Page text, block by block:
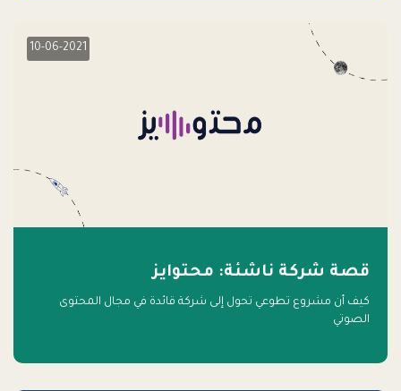
10-06-2021
قصة شركة ناشئة: محتوايز
كيف أن مشروع تطوعي تحول إلى شركة قائدة في مجال المحتوى
الصوتي